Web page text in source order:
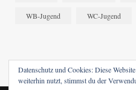
Datenschutz und Cookies: Diese
weiterhin nutzt, stimmst du der
WB-Jugend WC-Jugend